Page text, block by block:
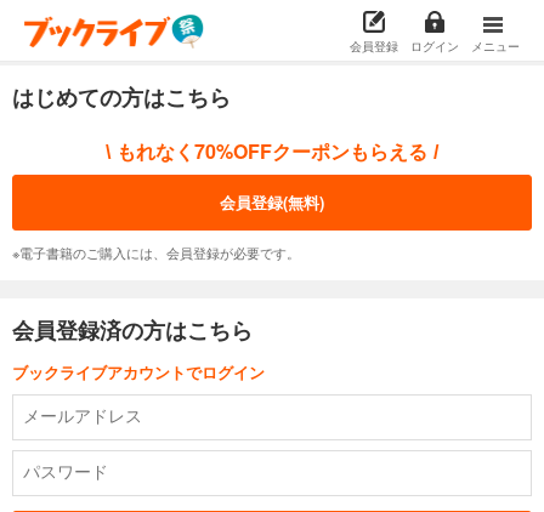
会員登録 ログイン メニュー
はじめての方はこちら
\ もれなく70%OFFクーポンもらえる /
会員登録(無料)
※電子書籍のご購入には、会員登録が必要です。
会員登録済の方はこちら
ブックライブアカウントでログイン